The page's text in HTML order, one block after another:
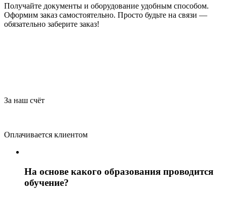
Получайте документы и оборудование удобным способом.
Оформим заказ самостоятельно. Просто будьте на связи —
обязательно заберите заказ!
За наш счёт
Оплачивается клиентом
На основе какого образования проводится
обучение?